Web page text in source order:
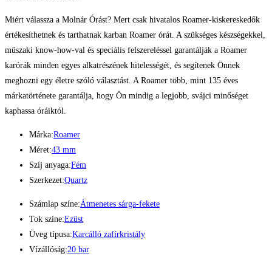
Miért válassza a Molnár Órást? Mert csak hivatalos Roamer-kiskereskedők
értékesíthetnek és tarthatnak karban Roamer órát. A szükséges készségekkel,
műszaki know-how-val és speciális felszereléssel garantálják a Roamer
karórák minden egyes alkatrészének hitelességét, és segítenek Önnek
meghozni egy életre szóló választást. A Roamer több, mint 135 éves
márkatörténete garantálja, hogy Ön mindig a legjobb, svájci minőséget
kaphassa óráiktól.
Márka:Roamer
Méret:43 mm
Szíj anyaga:Fém
Szerkezet:Quartz
Számlap színe:Átmenetes sárga-fekete
Tok színe:Ezüst
Üveg típusa:Karcálló zafírkristály
Vízállóság:20 bar